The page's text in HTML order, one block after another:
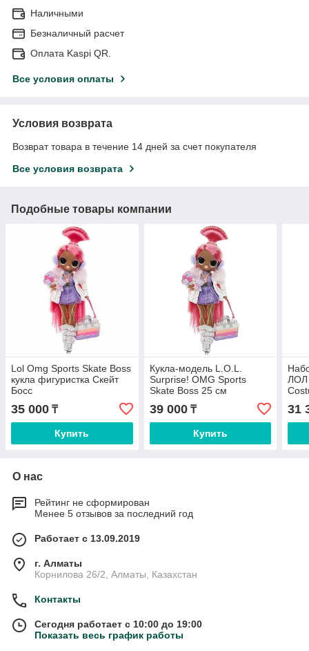
Наличными
Безналичный расчет
Оплата Kaspi QR.
Все условия оплаты
Условия возврата
Возврат товара в течение 14 дней за счет покупателя
Все условия возврата
Подобные товары компании
Lol Omg Sports Skate Boss
кукла фигуристка Скейт
Босс
35 000 ₸
Купить
Кукла-модель L.O.L.
Surprise! OMG Sports
Skate Boss 25 см
39 000₸
Купить
ЛОЛ
31
О нас
Рейтинг не сформирован
Менее 5 отзывов за последний год
Работает с 13.09.2019
г. Алматы
Корнилова 26/2, Алматы, Казахстан
Контакты
Сегодня работает с 10:00 до 19:00
Показать весь график работы